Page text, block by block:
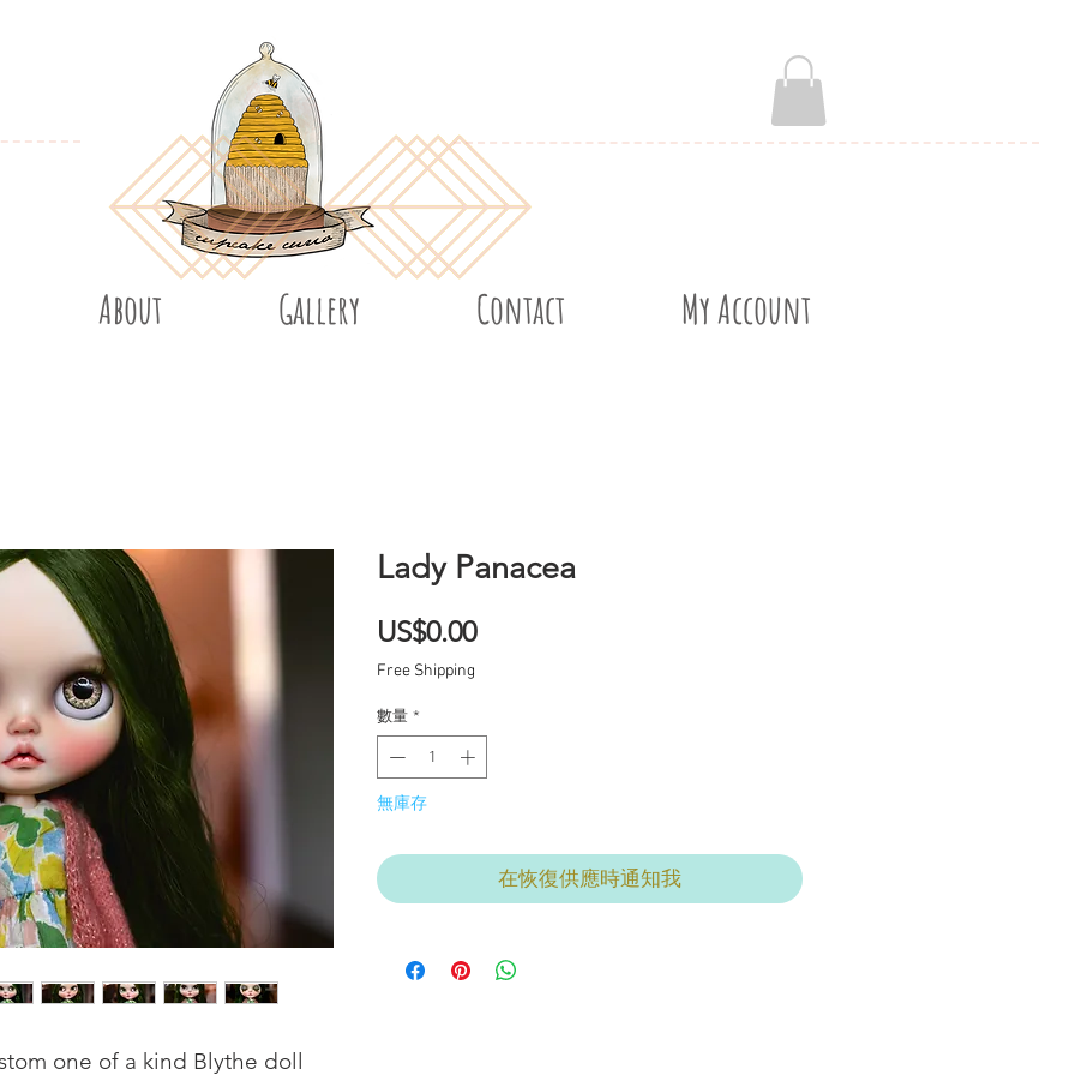
About Gallery Contact My Account
one of a kind Blythe doll
Lady Panacea
US$0.00價
Free Shipping
數量 *
無庫存
在恢復供應時通知我